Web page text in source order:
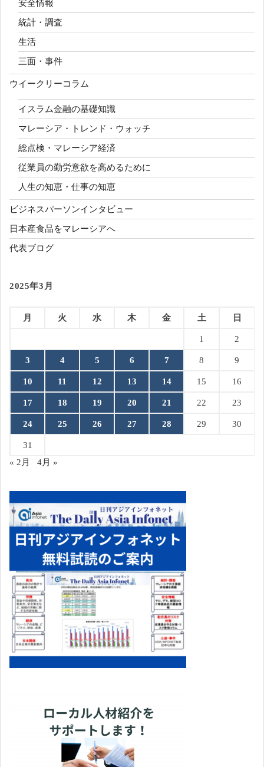
安全情報
統計・調査
生活
三面・事件
ウイークリーコラム
イスラム金融の基礎知識
マレーシア・トレンド・ウォッチ
総点検・マレーシア経済
従業員の勤労意欲を高めるために
人生の知恵・仕事の知恵
ビジネスパーソンインタビュー
日本産食品をマレーシアへ
代表ブログ
2025年3月
月 火 水 木 金 土 日
1 2
3 4 5 6 7 8 9
10 11 12 13 14 15 16
17 18 19 20 21 22 23
24 25 26 27 28 29 30
31
« 2月
4月 »